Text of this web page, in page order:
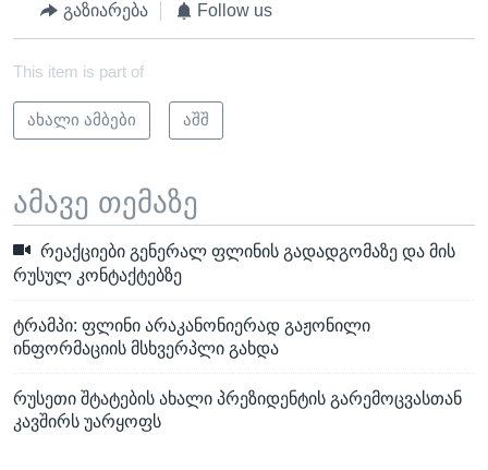
გაზიარება Follow us
This item is part of
ახალი ამბები აშშ
ამავე თემაზე
რეაქციები გენერალ ფლინის გადადგომაზე და მის
რუსულ კონტაქტებზე
ტრამპი: ფლინი არაკანონიერად გაჟონილი
ინფორმაციის მსხვერპლი გახდა
რუსეთი შტატების ახალი პრეზიდენტის გარემოცვასთან
კავშირს უარყოფს